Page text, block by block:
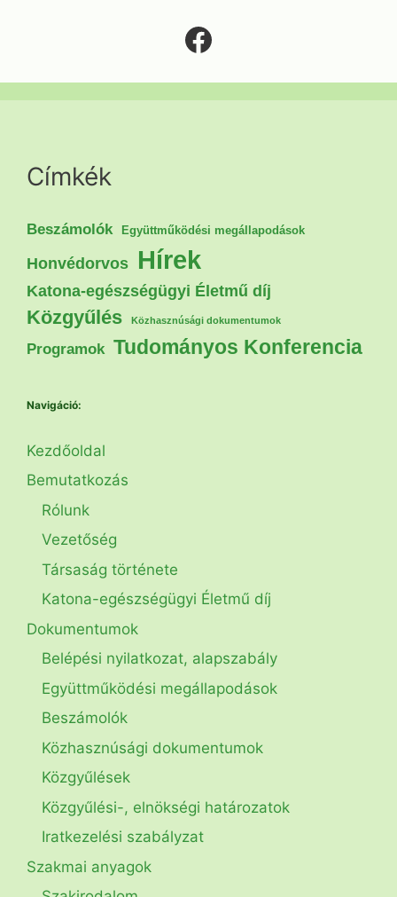
Facebook
Címkék
Beszámolók Együttműködési megállapodások
Honvédorvos Hírek
Katona-egészségügyi Életmű díj
Közgyűlés Közhasznúsági dokumentumok
Programok Tudományos Konferencia
Navigáció:
Kezdőoldal
Bemutatkozás
Rólunk
Vezetőség
Társaság története
Katona-egészségügyi Életmű díj
Dokumentumok
Belépési nyilatkozat, alapszabály
Együttműködési megállapodások
Beszámolók
Közhasznúsági dokumentumok
Közgyűlések
Közgyűlési-, elnökségi határozatok
Iratkezelési szabályzat
Szakmai anyagok